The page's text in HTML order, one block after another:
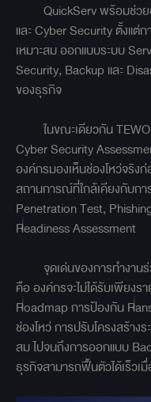
QuickServ พร้อมช่วยอ
และ Cyber Security ตั้งแต่ก
เหมาะสม ออกแบบระบบ
Security, Backup และ
ของธุรกิจ
ในขณะเดียวกัน
Cyber Security
องค์กรมองเห็นช่องโหว่จริง
สถานการณ์ที่ใกล้เคียงกับกา
Penetration Test,
Readiness Assessment
จุดเด่นของการทำงานร่ว
คือ องค์กรจะไม่ได้รับเพียงร
Roadmap การป้องกัน
ช่องโหว่ การปรับโครงสร้าง
สม ไปจนถึงการออกแบบ
ธุรกิจสามารถฟื้นตัวได้เร็วเมื่